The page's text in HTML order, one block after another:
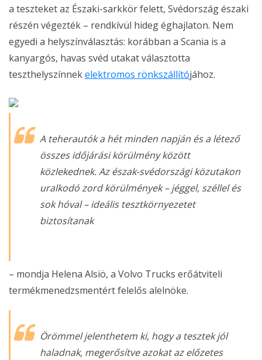
a teszteket az Északi-sarkkör felett, Svédország északi
részén végezték – rendkívül hideg éghajlaton. Nem
egyedi a helyszínválasztás: korábban a Scania is a
kanyargós, havas svéd utakat választotta
teszthelyszínnekelektromos rönkszállítójához.
A teherautók a hét minden napján és a létező
összes időjárási körülmény között
közlekednek. Az észak-svédországi közutakon
uralkodó zord körülmények – jéggel, széllel és
sok hóval – ideális tesztkörnyezetet
biztosítanak
– mondja Helena Alsiö, a Volvo Trucks erőátviteli
termékmenedzsmentért felelős alelnöke.
Örömmel jelenthetem ki, hogy a tesztek jól
haladnak, megerősítve azokat az előzetes